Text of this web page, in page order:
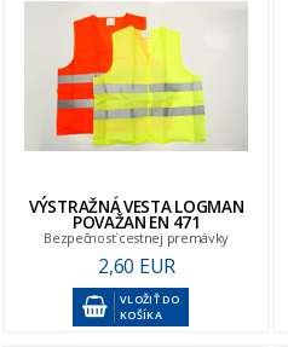
VÝSTRAŽNÁ VESTA LOGMAN
POVAŽAN EN 471
Bezpečnosť cestnej premávky
2,60 EUR
VLOŽIŤ DO
KOŠÍKA